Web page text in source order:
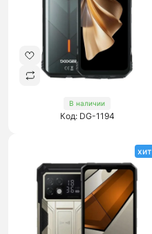
В наличии
Код: DG-1194
хит